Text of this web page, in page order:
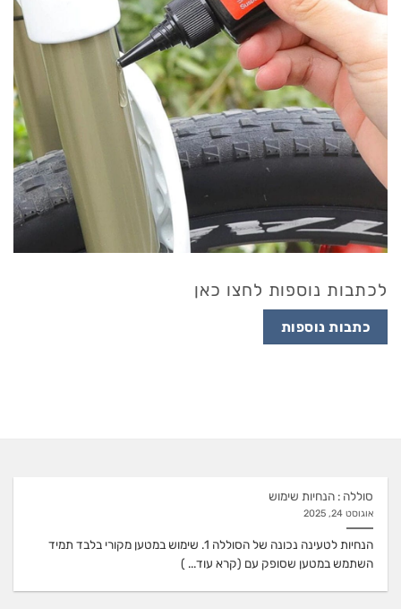
לכתבות נוספות לחצו כאן
כתבות נוספות
סוללה : הנחיות שימוש
אוגוסט 24, 2025
הנחיות לטעינה נכונה של הסוללה 1. שימוש במטען מקורי בלבד תמיד
השתמש במטען שסופק עם (קרא עוד... )